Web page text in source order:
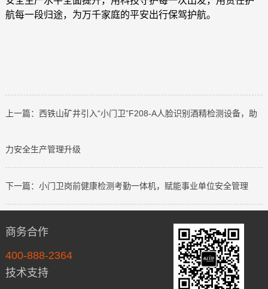
航每一段归途，为万千家庭的平安出行保驾护航。
上一篇：西铁山矿井引入“小门卫”F208-A人脸识别酒精检测设备，助
力安全生产管理升级
下一篇：小门卫岗前健康检测考勤一体机，赋能事业单位安全管理
商务合作
400-888-2364
技术支持